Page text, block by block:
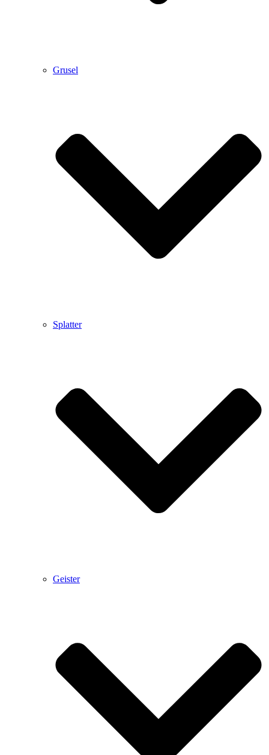
Grusel
Splatter
Geister